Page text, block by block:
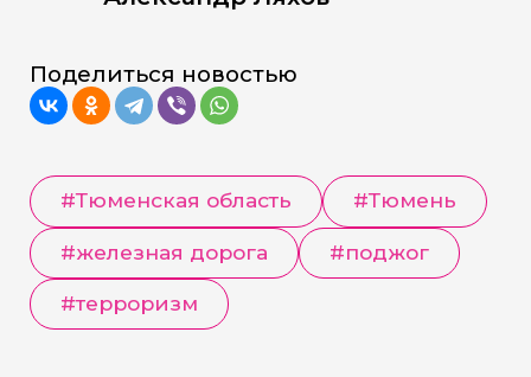
Поделиться новостью
#Тюменская область #Тюмень
#железная дорога #поджог
#терроризм